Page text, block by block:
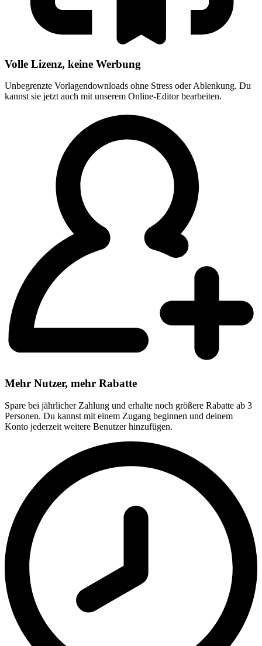
Volle Lizenz, keine Werbung
Unbegrenzte Vorlagendownloads ohne Stress oder Ablenkung. Du
kannst sie jetzt auch mit unserem Online-Editor bearbeiten.
Mehr Nutzer, mehr Rabatte
Spare bei jährlicher Zahlung und erhalte noch größere Rabatte ab 3
Personen. Du kannst mit einem Zugang beginnen und deinem
Konto jederzeit weitere Benutzer hinzufügen.